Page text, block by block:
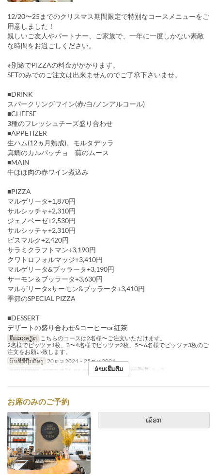
12/20〜25までのクリスマス期間限定で特別なコースメニューをご
用意しました！
親しいご友人やパートナー、ご家族で、一年に一度しかない素敵
な時間をお過ごしください。
※別途でPIZZAの料金がかかります。
SETのみでのご注文は出来ませんのでご了承下さいませ。
■DRINK
スパークリングワイン(赤/白/ノンアルコール)
■CHEESE
3種のフレッシュチーズ盛り合わせ
■APPETIZER
生ハム(12ヵ月熟成)、モルタデッラ
真鯛のカルパッチョ 蕪のムース
■MAIN
牛ほほ肉の赤ワイン煮込み
■PIZZA
マルゲリータ+1,870円
サルシッチャ+2,310円
ジェノベーゼ+2,530円
サルシッチャ+2,310円
ビスマルク+2,420円
サラミクラフトマン+3,190円
クワトロフォルマッジ+3,410円
マルゲリータ&ブッラータ+3,190円
サーモン＆ブッラータ+3,630円
マルゲリータxサーモン&ブッラータ+3,410円
季節のSPECIAL PIZZA
■DESSERT
デザートの盛り合わせ&コーヒーor紅茶
ພິມລະອຽດ
こちらのコースは2名様〜ご注文いただけます。
2名様でピッツァ1枚、3〜4名様でピッツァ2枚、5〜6名様でピッツァ3枚のご
注文をお願い致します。
ວັນທີທີ່ຖືກຕ້ອງ 20 ທ.ວ 2024 ~ 25 ທ.ວ 2024
ຄາບອາຫານ
ອາຫານທ່ຽງ, ຊາ, ອາຫານຄ່ຳ ຈຳກັດການສັ່ງຊື້ 2 ~ 2
ອ່ານເພີ່ມຕື່ມ
お席のみのご予約
ເລືອກ